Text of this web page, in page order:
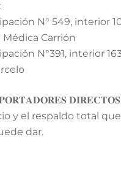
N° 549, interior
Médica Carrión
N°391, interior
y el respaldo total
dar.